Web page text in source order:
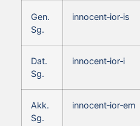
Gen.
Sg.
innocent‑ior‑is
Dat.
Sg.
innocent‑ior‑i
Akk.
Sg.
innocent‑ior‑em